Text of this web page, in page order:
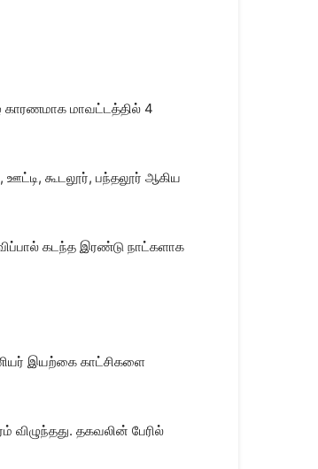
காரணமாக மாவட்டத்தில் 4
ஊட்டி, கூடலூர், பந்தலூர் ஆகிய
கடந்த இரண்டு நாட்களாக
இயற்கை காட்சிகளை
தகவலின் பேரில்